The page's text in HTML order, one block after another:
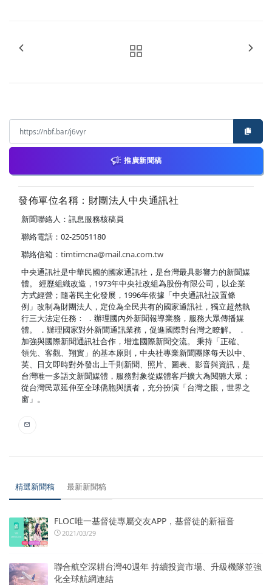
推廣新聞稿
發佈單位名稱：財團法人中央通訊社
新聞聯絡人：訊息服務核稿員
聯絡電話：02-25051180
聯絡信箱： timtimcna@mail.cna.com.tw
中央通訊社是中華民國的國家通訊社，是台灣最具影響力的新聞媒
體。 經歷組織改造，1973年中央社改組為股份有限公司，以企業
方式經營；隨著民主化發展，1996年依據「中央通訊社設置條
例」改制為財團法人，定位為全民共有的國家通訊社，獨立超然執
行三大法定任務： ．辦理國內外新聞報導業務，服務大眾傳播媒
體。 ．辦理國家對外新聞通訊業務，促進國際對台灣之瞭解。 ．
加強與國際新聞通訊社合作，增進國際新聞交流。 秉持「正確、
領先、客觀、翔實」的基本原則，中央社專業新聞團隊每天以中、
英、日文即時對外發出上千則新聞、照片、圖表、影音與資訊，是
台灣唯一多語文新聞媒體，服務對象從媒體客戶擴大為閱聽大眾；
從台灣民眾延伸至全球僑胞與讀者，充分扮演「台灣之眼，世界之
窗」。
精選新聞稿 最新新聞稿
FLOC唯一基督徒專屬交友APP，基督徒的新福音
2021/03/29
聯合航空深耕台灣40週年 持續投資市場、升級機隊並強
化全球航網連結